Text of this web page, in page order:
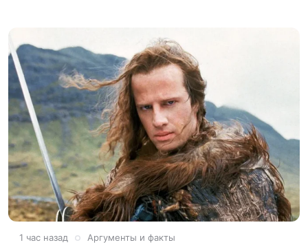
1 час назад Аргументы и факты